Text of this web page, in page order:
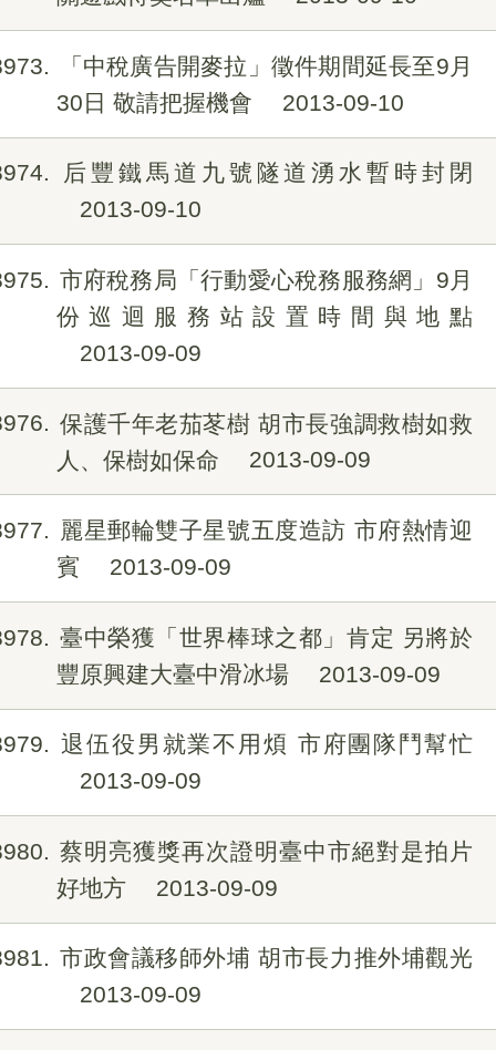
「中稅廣告開麥拉」徵件期間延長至9月
30日 敬請把握機會
2013-09-10
后豐鐵馬道九號隧道湧水暫時封閉
2013-09-10
市府稅務局「行動愛心稅務服務網」9月
份巡迴服務站設置時間與地點
2013-09-09
保護千年老茄苳樹 胡市長強調救樹如救
人、保樹如保命
2013-09-09
麗星郵輪雙子星號五度造訪 市府熱情迎
賓
2013-09-09
臺中榮獲「世界棒球之都」肯定 另將於
豐原興建大臺中滑冰場
2013-09-09
退伍役男就業不用煩 市府團隊鬥幫忙
2013-09-09
蔡明亮獲獎再次證明臺中市絕對是拍片
好地方
2013-09-09
市政會議移師外埔 胡市長力推外埔觀光
2013-09-09